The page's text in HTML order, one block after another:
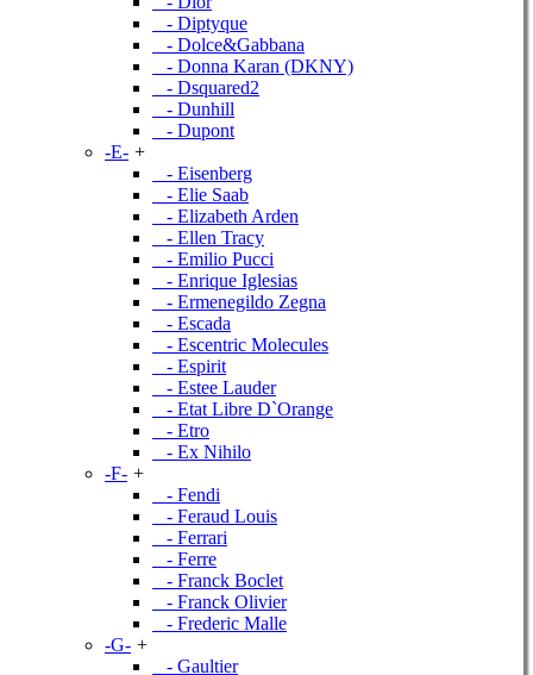
- Diptyque
- Dolce&Gabbana
- Donna Karan (DKNY)
- Dsquared2
- Dunhill
- Dupont
-E- +
- Eisenberg
- Elie Saab
- Elizabeth Arden
- Ellen Tracy
- Emilio Pucci
- Enrique Iglesias
- Ermenegildo Zegna
- Escada
- Escentric Molecules
- Espirit
- Estee Lauder
- Etat Libre D`Orange
- Etro
- Ex Nihilo
-F- +
- Fendi
- Feraud Louis
- Ferrari
- Ferre
- Franck Boclet
- Franck Olivier
- Frederic Malle
-G- +
- Gaultier